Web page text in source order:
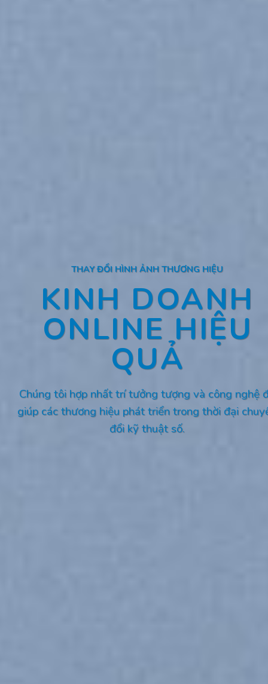
THAY ĐỔI HÌNH ẢNH THƯƠNG HIỆU
KINH DOANH
ONLINE HIỆU
QUẢ
Chúng tôi hợp nhất trí tưởng tượng và công nghệ
giúp các thương hiệu phát triển trong thời đại
đổi kỹ thuật số.